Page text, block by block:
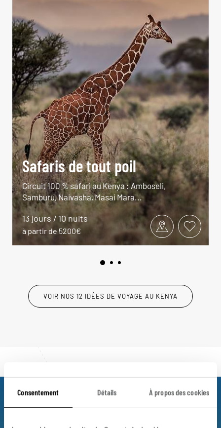
Consentement Détails À propos des cookies
Safaris de tout poil
Circuit 100 % safari au Kenya : Amboseli,
Samburu, Naivasha, Masai Mara...
13 jours / 10 nuits
à partir de 5200€
VOIR NOS 12 IDÉES DE VOYAGE AU KENYA
Luciole,